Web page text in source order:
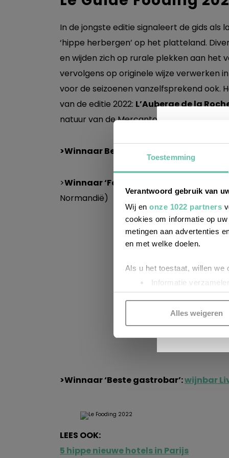
Toestemming
Verantwoord gebruik van
Wij en onze 1022 partners
cookies om informatie op
metingen aan advertenties
en met welke doelen.
Als u het toestaat, willen we
Informatie
Uw apparaat
Lees meer over hoe uw
gepersonaliseerde
voorkeuren beheren via
Alles weigeren
In de jongste editie signaleert de gids als
‘hippe herbergen’ op het platteland.
en wijden zich op rurale plekken aan het
vervolgens op originele wijze verwerken
voor de seizoenen vanzelfsprekend ook.
van de editie 2022: L’Auberge de la
natuur van de Mercantour, op een uurtje
>Winnaar Beste
>Winnaar ‘Fooding d’Amour’:
Normandië)
>Winnaar ‘Beste gastrobar’:wijnbar
LEES OOK:
5 hippe nieuwe hotels in Parijs